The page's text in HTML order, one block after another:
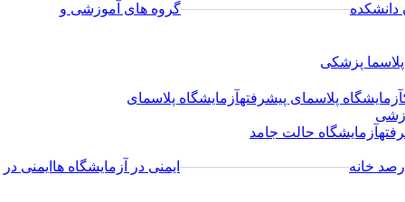
دانشکده─────────────────گروه های آموزشی و
پلاسما پزشکی
آزمایشگاه پلاسمای پیشرفتهآزمایشگاه پلاسمای
آزمایشگاه حالت جامد
رصد خانه───────────────── ایمنی در آزمایشگاه ها ایمنی در